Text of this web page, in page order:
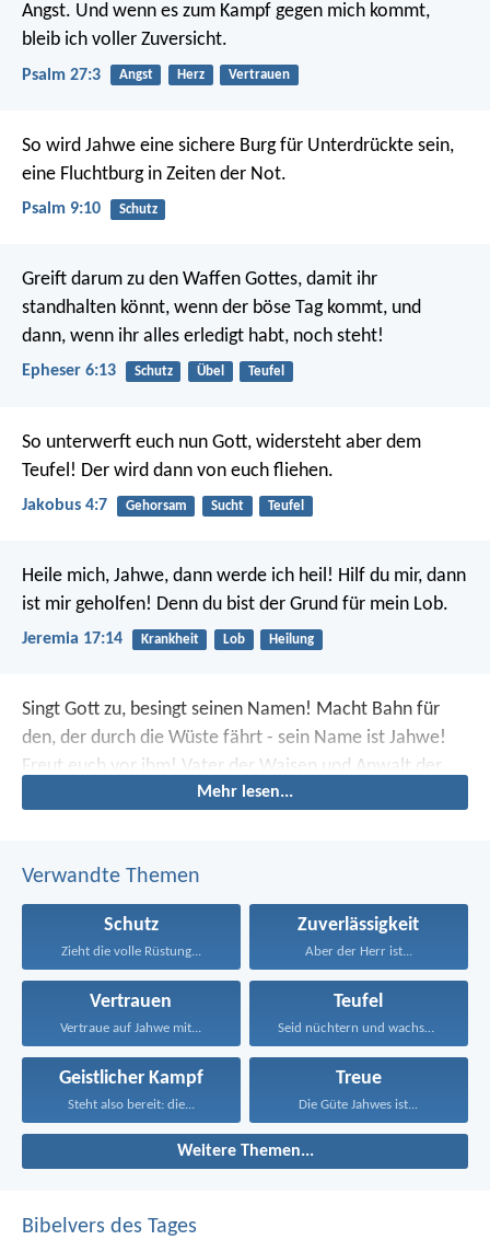
Angst. Und wenn es zum Kampf gegen mich kommt,
bleib ich voller Zuversicht.
Psalm 27:3 Angst Herz Vertrauen
So wird Jahwe eine sichere Burg für Unterdrückte sein,
eine Fluchtburg in Zeiten der Not.
Psalm 9:10 Schutz
Greift darum zu den Waffen Gottes, damit ihr
standhalten könnt, wenn der böse Tag kommt, und
dann, wenn ihr alles erledigt habt, noch steht!
Epheser 6:13 Schutz Übel Teufel
So unterwerft euch nun Gott, widersteht aber dem
Teufel! Der wird dann von euch fliehen.
Jakobus 4:7 Gehorsam Sucht Teufel
Heile mich, Jahwe, dann werde ich heil! Hilf du mir, dann
ist mir geholfen! Denn du bist der Grund für mein Lob.
Jeremia 17:14 Krankheit Lob Heilung
Singt Gott zu, besingt seinen Namen! Macht Bahn für
den, der durch die Wüste fährt - sein Name ist Jahwe!
Freut euch vor ihm! Vater der Waisen und Anwalt der
Witwen ist Gott in seinem Heiligtum.
Mehr lesen...
Verwandte Themen
Schutz
Zieht die volle Rüstung...
Zuverlässigkeit
Aber der Herr ist...
Vertrauen
Vertraue auf Jahwe mit...
Teufel
Seid nüchtern und wachsam!...
Geistlicher Kampf
Steht also bereit: die...
Treue
Die Güte Jahwes ist...
Weitere Themen...
Bibelvers des Tages